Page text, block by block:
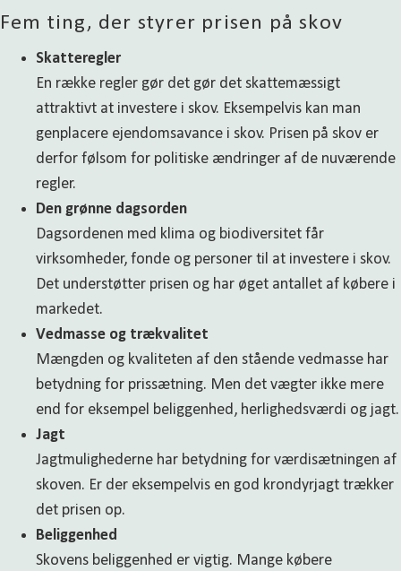
Fem ting, der styrer prisen på skov
Skatteregler
En række regler gør det gør det skattemæssigt
attraktivt at investere i skov. Eksempelvis kan man
genplacere ejendomsavance i skov. Prisen på skov er
derfor følsom for politiske ændringer af de nuværende
regler.
Den grønne dagsorden
Dagsordenen med klima og biodiversitet får
virksomheder, fonde og personer til at investere i skov.
Det understøtter prisen og har øget antallet af købere i
markedet.
Vedmasse og trækvalitet
Mængden og kvaliteten af den stående vedmasse har
betydning for prissætning. Men det vægter ikke mere
end for eksempel beliggenhed, herlighedsværdi og jagt.
Jagt
Jagtmulighederne har betydning for værdisætningen af
skoven. Er der eksempelvis en god krondyrjagt trækker
det prisen op.
Beliggenhed
Skovens beliggenhed er vigtig. Mange købere